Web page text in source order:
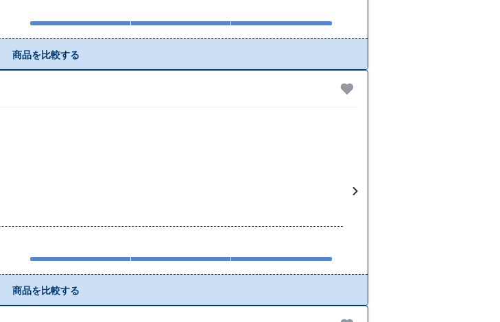
商品を比較する
商品を比較する